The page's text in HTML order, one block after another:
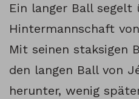
Ein langer Ball
Hintermannschaft
Mit seinen staksigen
den langen Ball von
herunter, wenig